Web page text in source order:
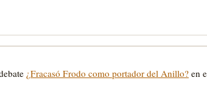
¿Fracasó Frodo como portador del Anillo? en